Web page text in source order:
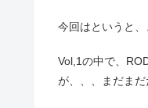
今回はというと
Vol,1の中で、
が、、、まだまだ